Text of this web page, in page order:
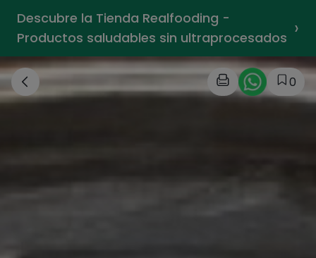
Descubre la Tienda Realfooding -
Productos saludables sin ultraprocesados ›
0